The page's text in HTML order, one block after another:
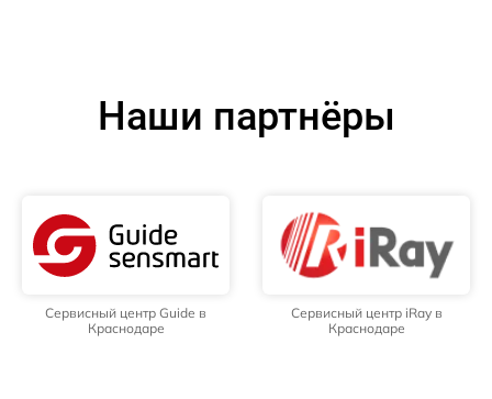
Наши партнёры
Сервисный центр Guide в
Краснодаре
Сервисный центр iRay в
Краснодаре